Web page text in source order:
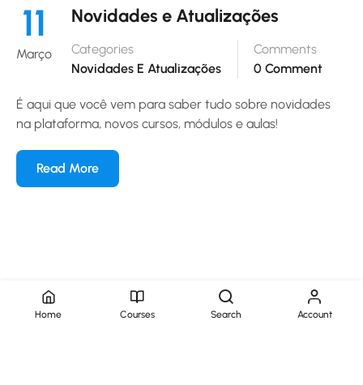
11
Março
Novidades e Atualizações
Categories
Novidades E Atualizações
Comments
0 Comment
É aqui que você vem para saber tudo sobre novidades
na plataforma, novos cursos, módulos e aulas!
Read More
Home Courses Search Account